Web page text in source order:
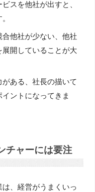
スを他社が出すと、
他社が少ない、他社
開していることが大
ある、社長の描いて
ントになってきま
チャーには要注
、経営がうまくいっ